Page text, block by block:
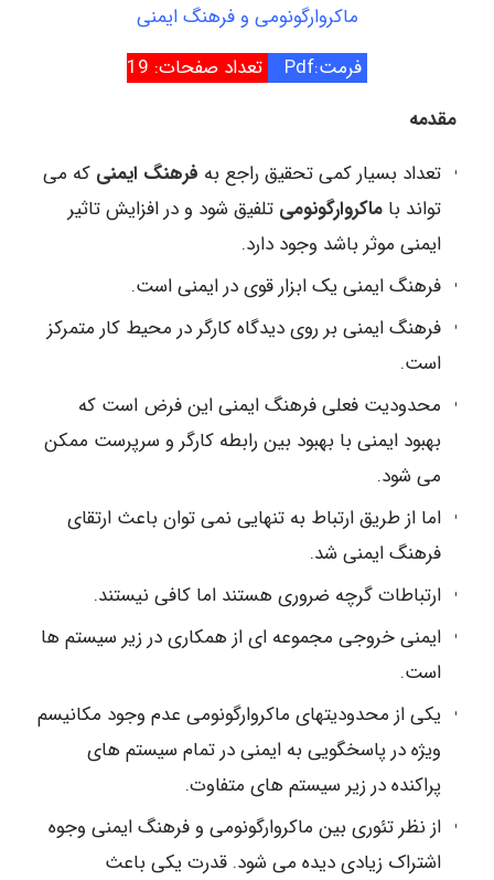
ماکروارگونومی و فرهنگ ایمنی
فرمت:Pdf
تعداد صفحات: 19
مقدمه
تعداد بسیار کمی تحقیق راجع به فرهنگ ایمنی که می
تواند با ماکروارگونومی تلفیق شود و در افزایش تاثیر
ایمنی موثر باشد وجود دارد.
فرهنگ ایمنی یک ابزار قوی در ایمنی است.
فرهنگ ایمنی بر روی دیدگاه کارگر در محیط کار متمرکز
است.
محدودیت فعلی فرهنگ ایمنی این فرض است که
بهبود ایمنی با بهبود بین رابطه کارگر و سرپرست ممکن
می شود.
اما از طریق ارتباط به تنهایی نمی توان باعث ارتقای
فرهنگ ایمنی شد.
ارتباطات گرچه ضروری هستند اما کافی نیستند.
ایمنی خروجی مجموعه ای از همکاری در زیر سیستم ها
است.
یکی از محدودیتهای ماکروارگونومی عدم وجود مکانیسم
ویژه در پاسخگویی به ایمنی در تمام سیستم های
پراکنده در زیر سیستم های متفاوت.
از نظر تئوری بین ماکروارگونومی و فرهنگ ایمنی وجوه
اشتراک زیادی دیده می شود. قدرت یکی باعث